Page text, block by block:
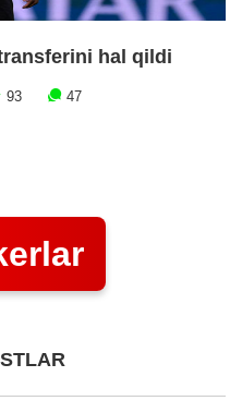
hal qildi
93 47